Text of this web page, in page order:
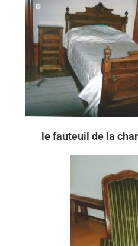
le fauteuil de la